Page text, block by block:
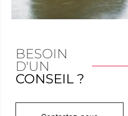
BESOIN
D'UN
CONSEIL ?